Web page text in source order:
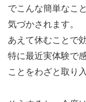
でこんな簡単なこ
気づかされます。
あえて休むことで
特に最近実体験で
ことをわざと取り